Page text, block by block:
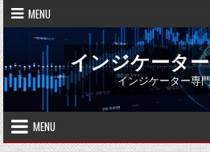
Skip
to
content
MENU
インジケータ
インジケーター専
MENU